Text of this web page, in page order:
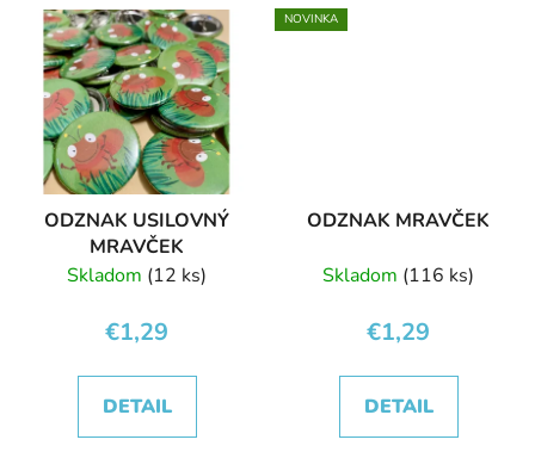
ODZNAK USILOVNÝ
MRAVČEK
Skladom (12 ks)
€1,29
DETAIL
NOVINKA
ODZNAK MRAVČEK
Skladom (116 ks)
€1,29
DETAIL